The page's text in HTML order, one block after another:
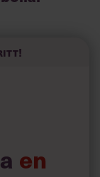
gör
när du
in i precis
en